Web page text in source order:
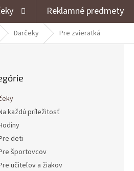
Reklamné predmety
Darčeky Pre zvieratká
každú príležitosť
deti
športovcov
učiteľov a žiakov